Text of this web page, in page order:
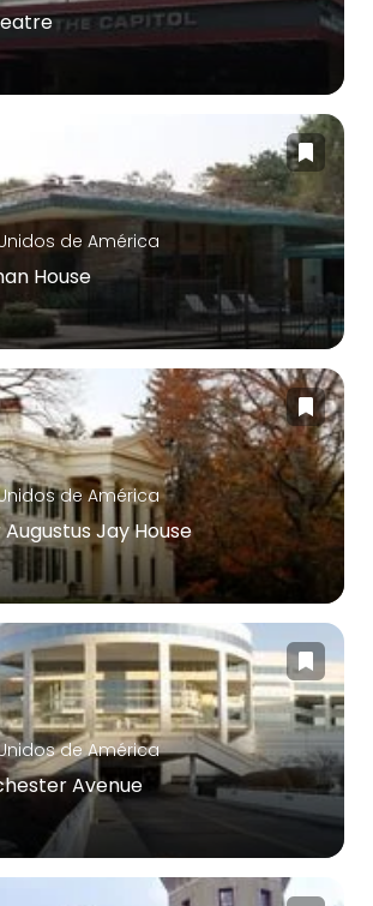
de América
House
de América
Augustus Jay House
de América
Avenue